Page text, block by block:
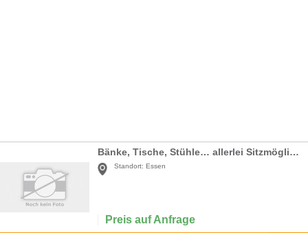
Bänke, Tische, Stühle… allerlei Sitzmöglichkeit
Standort: Essen
Preis auf Anfrage